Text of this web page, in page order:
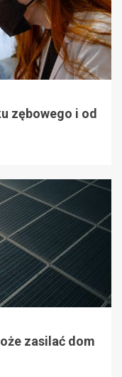
zębowego i od
zasilać dom